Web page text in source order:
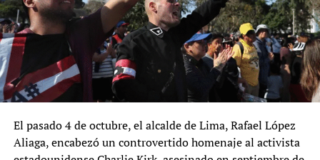
El pasado 4 de octubre, el alcalde de Lima, Rafael López
Aliaga, encabezó un controvertido homenaje al activista